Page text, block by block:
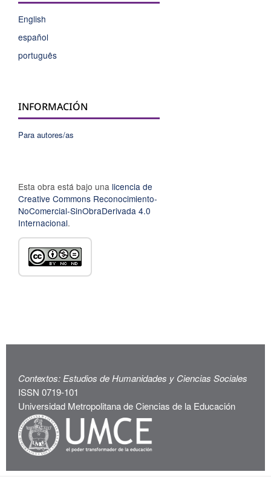
English
español
português
INFORMACIÓN
Para autores/as
Esta obra está bajo una licencia de
Creative Commons Reconocimiento-
NoComercial-SinObraDerivada 4.0
Internacional.
Contextos: Estudios de Humanidades y Ciencias Sociales
ISSN 0719-101
Universidad Metropolitana de Ciencias de la Educación